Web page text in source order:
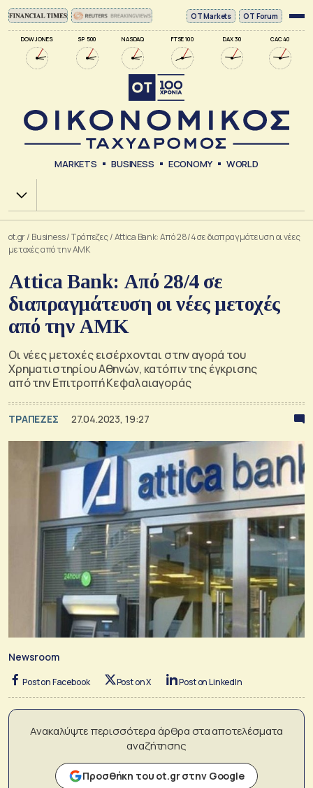
DOW JONES SP 500 NASDAQ FTSE 100 DAX 30 CAC 40
ΟΤ Markets OT Forum
MARKETS BUSINESS ECONOMY WORLD
Χ.Α.
ot.gr/ Business/Τράπεζες/Attica Bank: Από 28/4 σε διαπραγμάτευση οι νέες
μετοχές από την ΑΜΚ
Attica Bank: Από 28/4 σε
διαπραγμάτευση οι νέες μετοχές
από την ΑΜΚ
Οι νέες μετοχές εισέρχονται στην αγορά του
Χρηματιστηρίου Αθηνών, κατόπιν της έγκρισης
από την Επιτροπή Κεφαλαιαγοράς
ΤΡΑΠΕΖΕΣ 27.04.2023, 19:27
Newsroom
Post on Facebook Post on X Post on LinkedIn
Ανακαλύψτε περισσότερα άρθρα στα αποτελέσματα
αναζήτησης
Προσθήκη του ot.gr στην Google